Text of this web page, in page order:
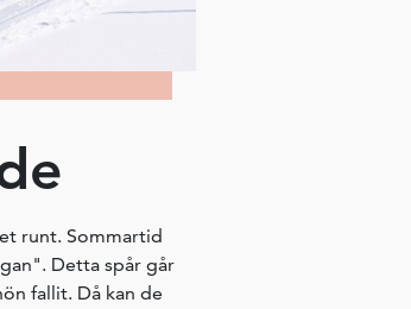
runt. Sommartid
Detta spår går
fallit. Då kan de